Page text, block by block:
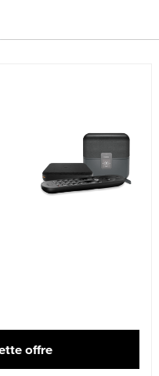
Fibre
puis 42,99 € par mois,
offre